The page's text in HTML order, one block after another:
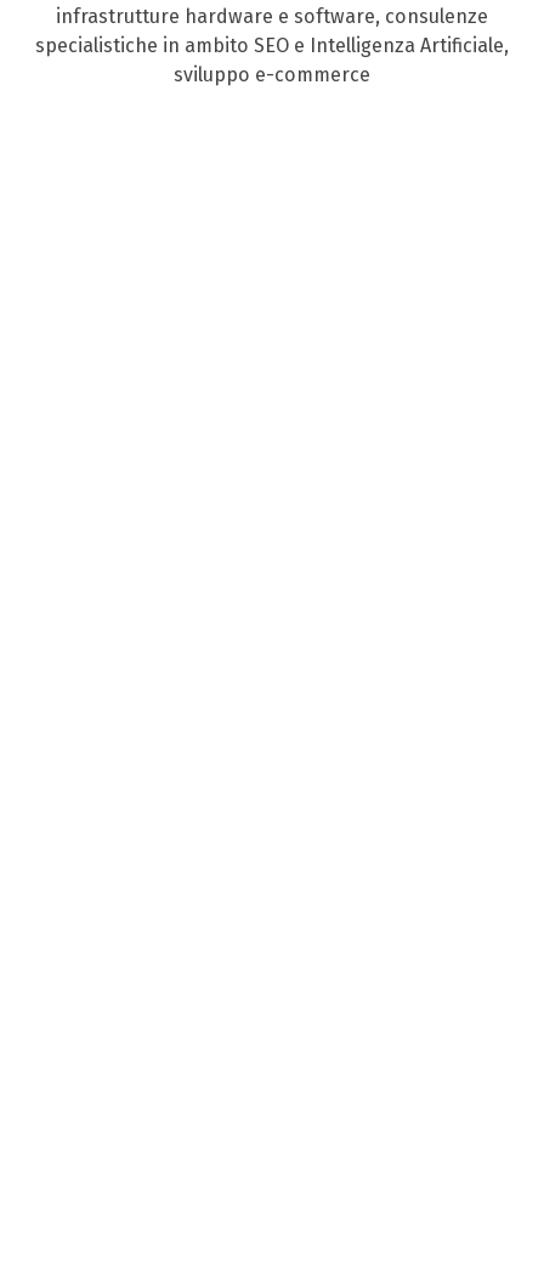
infrastrutture hardware e software, consulenze
specialistiche in ambito SEO e Intelligenza Artificiale,
sviluppo e-commerce